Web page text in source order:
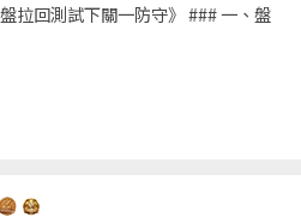
拉回測試下關一防守》 ### 一、盤